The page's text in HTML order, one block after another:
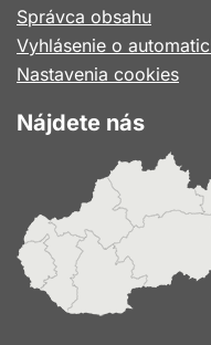
Správca obsahu
Vyhlásenie o
Nastavenia cookies
Nájdete nás